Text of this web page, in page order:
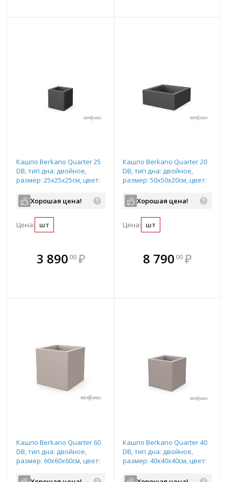
Кашпо Berkano Quarter 25
DB, тип дна: двойное,
размер: 25x25x25см, цвет:
Хорошая цена!
Цена: шт
3 890 00 ₽
В комплекте
всегда выгоднее!
Кашпо Berkano Quarter 20
DB, тип дна: двойное,
размер: 50x50x20см, цвет:
Хорошая цена!
Цена: шт
В комплекте
всегда выгоднее!
8 790 00 ₽
Кашпо Berkano Quarter 60
DB, тип дна: двойное,
размер: 60x60x60см, цвет:
Кашпо Berkano Quarter 40
DB, тип дна: двойное,
размер: 40x40x40см, цвет: